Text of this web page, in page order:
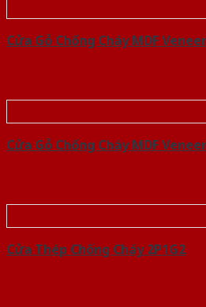
Cửa Gỗ Chống Cháy MDF
Cửa Gỗ Chống Cháy MDF
Cửa Thép Chống Cháy 2P1G2